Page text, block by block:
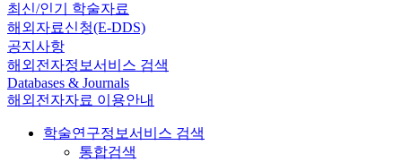
최신/인기 학술자료
해외자료신청(E-DDS)
공지사항
해외전자정보서비스 검색
Databases & Journals
해외전자자료 이용안내
학술연구정보서비스 검색
통합검색